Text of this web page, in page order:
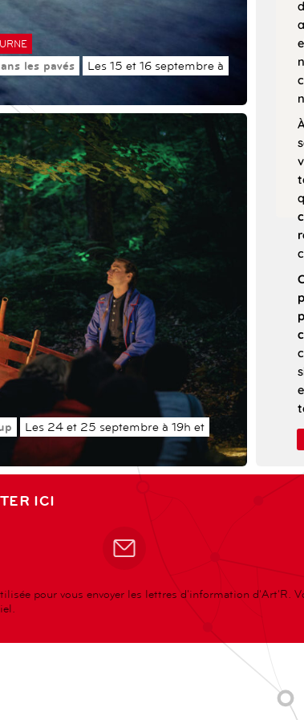
les pavés
Les 15 et 16 septembre à
Les 24 et 25 septembre à 19h et
ICI
pour vous envoyer les lettres d'information d'Art'R.